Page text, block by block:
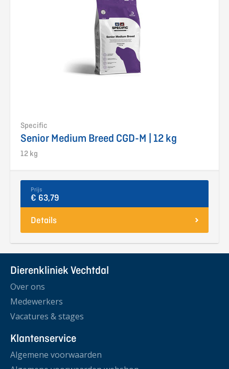
Specific
Senior Medium Breed CGD-M | 12 kg
12 kg
Prijs
€ 63,79
Details
Dierenkliniek Vechtdal
Over ons
Medewerkers
Vacatures & stages
Klantenservice
Algemene voorwaarden